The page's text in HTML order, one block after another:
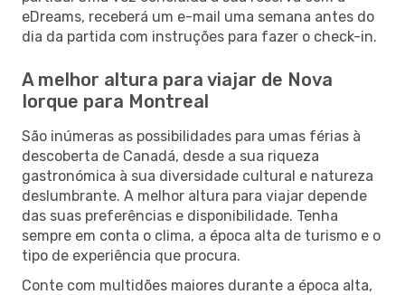
eDreams, receberá um e-mail uma semana antes do
dia da partida com instruções para fazer o check-in.
A melhor altura para viajar de Nova
Iorque para Montreal
São inúmeras as possibilidades para umas férias à
descoberta de Canadá, desde a sua riqueza
gastronómica à sua diversidade cultural e natureza
deslumbrante. A melhor altura para viajar depende
das suas preferências e disponibilidade. Tenha
sempre em conta o clima, a época alta de turismo e o
tipo de experiência que procura.
Conte com multidões maiores durante a época alta,